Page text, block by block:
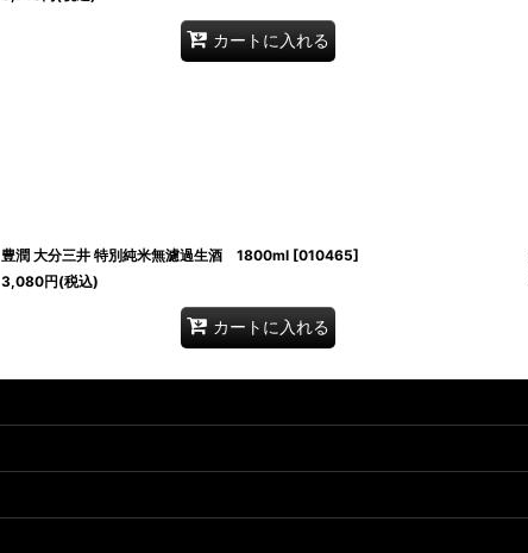
カートに入れる
豊潤 大分三井 特別純米無濾過生酒 1800ml [010465]
3,080円(税込)
カートに入れる